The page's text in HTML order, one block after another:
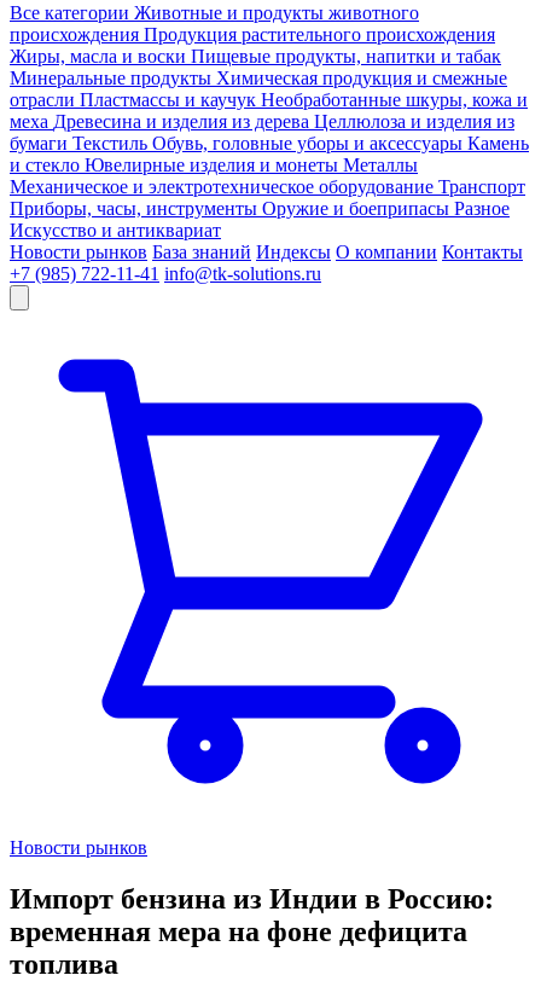
Все категории Животные и продукты животного
происхождения Продукция растительного происхождения
Жиры, масла и воски Пищевые продукты, напитки и табак
Минеральные продукты Химическая продукция и смежные
отрасли Пластмассы и каучук Необработанные шкуры, кожа и
меха Древесина и изделия из дерева Целлюлоза и изделия из
бумаги Текстиль Обувь, головные уборы и аксессуары Камень
и стекло Ювелирные изделия и монеты Металлы
Механическое и электротехническое оборудование Транспорт
Приборы, часы, инструменты Оружие и боеприпасы Разное
Искусство и антиквариат
Новости рынков База знаний Индексы О компании Контакты
+7 (985) 722-11-41 info@tk-solutions.ru
Новости рынков
Импорт бензина из Индии в Россию:
временная мера на фоне дефицита
топлива